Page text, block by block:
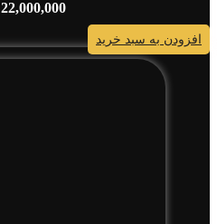
22,000,000
افزودن به سبد خرید